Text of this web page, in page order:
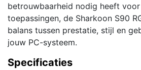
betrouwbaarheid nodig heeft
toepassingen, de Sharkoon S90
balans tussen prestatie, stijl en
jouw PC-systeem.
Specificaties